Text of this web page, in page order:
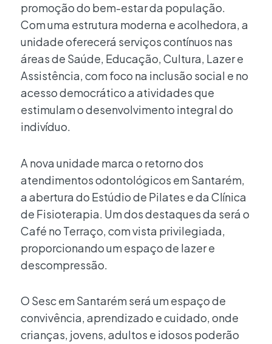
promoção do bem-estar da população.
Com uma estrutura moderna e acolhedora, a
unidade oferecerá serviços contínuos nas
áreas de Saúde, Educação, Cultura, Lazer e
Assistência, com foco na inclusão social e no
acesso democrático a atividades que
estimulam o desenvolvimento integral do
indivíduo.
A nova unidade marca o retorno dos
atendimentos odontológicos em Santarém,
a abertura do Estúdio de Pilates e da Clínica
de Fisioterapia. Um dos destaques da será o
Café no Terraço, com vista privilegiada,
proporcionando um espaço de lazer e
descompressão.
O Sesc em Santarém será um espaço de
convivência, aprendizado e cuidado, onde
crianças, jovens, adultos e idosos poderão